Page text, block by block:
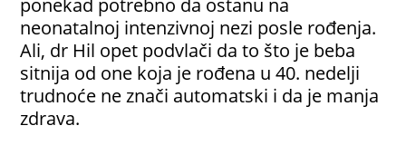
neonatalnoj intenzivnoj nezi posle rođenja.
Ali, dr Hil opet podvlači da to što je beba
sitnija od one koja je rođena u 40. nedelji
trudnoće ne znači automatski i da je manja
zdrava.